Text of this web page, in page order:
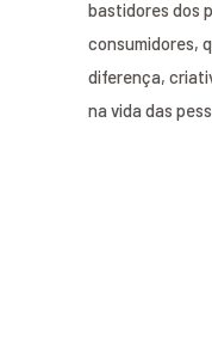
bastidores dos
consumidores,
diferença,
na vida das